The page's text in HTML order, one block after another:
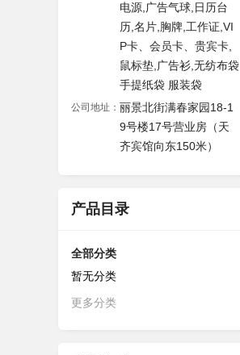
电源,广告气球,日历台
历,名片,胸牌,工作证,VI
P卡、会员卡、贵宾卡,
鼠标垫,广告衫,无纺布袋
手提纸袋 服装袋
公司地址： 丽景北街满春家园18-1
9号楼17号营业房（天
齐宾馆向东150米）
产品目录
全部分类
暂无分类
更多分类